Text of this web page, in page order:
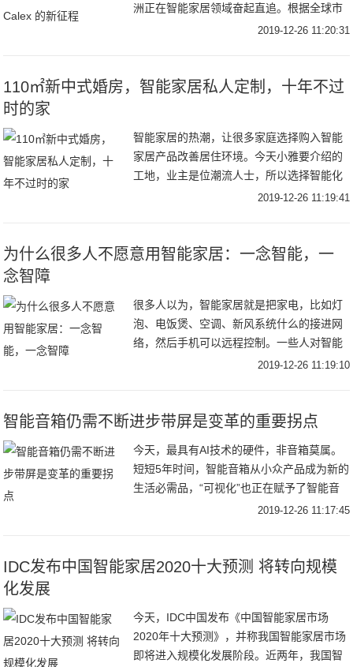
洲正在智能家居领域奋起直追。根据全球市
场分析机构Berg Insight的研究报告：预计到
2019-12-26 11:20:31
110㎡新中式婚房，智能家居私人定制，十年不过
时的家
智能家居的热潮，让很多家庭选择购入智能
家居产品改善居住环境。今天小雅要介绍的
工地，业主是位潮流人士，所以选择智能化
生活方式。因为要用作婚房，业主对装修的
2019-12-26 11:19:41
为什么很多人不愿意用智能家居：一念智能，一
念智障
很多人以为，智能家居就是把家电，比如灯
泡、电饭煲、空调、新风系统什么的接进网
络，然后手机可以远程控制。一些人对智能
家居产品的理解是：你把一盏灯连到手机
2019-12-26 11:19:10
智能音箱仍需不断进步带屏是变革的重要拐点
今天，最具有AI技术的硬件，非音箱莫属。
短短5年时间，智能音箱从小众产品成为新的
生活必需品，“可视化”也正在赋予了智能音
箱新的可能。带屏智能音箱的火热，标志着
2019-12-26 11:17:45
IDC发布中国智能家居2020十大预测 将转向规模
化发展
今天，IDC中国发布《中国智能家居市场
2020年十大预测》，并称我国智能家居市场
即将进入规模化发展阶段。近两年，我国智